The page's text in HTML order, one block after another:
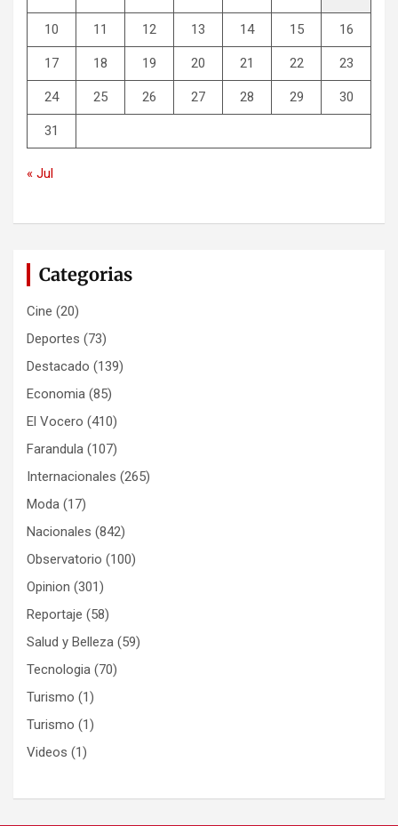
10 11 12 13 14 15 16
17 18 19 20 21 22 23
24 25 26 27 28 29 30
31
« Jul
Categorias
Cine (20)
Deportes (73)
Destacado (139)
Economia (85)
El Vocero (410)
Farandula (107)
Internacionales (265)
Moda (17)
Nacionales (842)
Observatorio (100)
Opinion (301)
Reportaje (58)
Salud y Belleza (59)
Tecnologia (70)
Turismo (1)
Turismo (1)
Videos (1)